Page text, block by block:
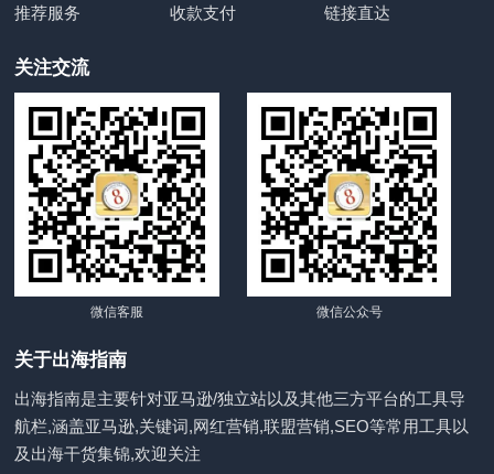
推荐服务
收款支付 链接直达
关注交流
微信客服 微信公众号
关于出海指南
出海指南是主要针对亚马逊/独立站以及其他三方平台的工具导
航栏,涵盖亚马逊,关键词,网红营销,联盟营销,SEO等常用工具以
及出海干货集锦,欢迎关注